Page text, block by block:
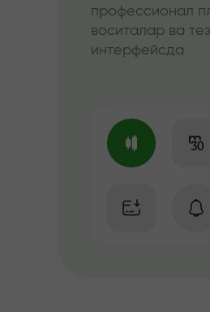
профессионал
воситалар ва
интерфейсда